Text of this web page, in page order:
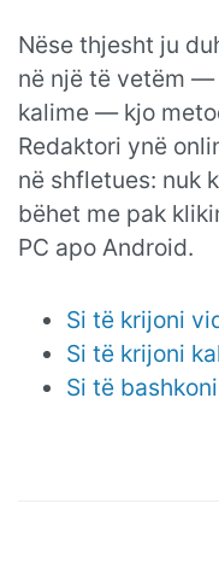
Nëse thjesht ju
në një të vetëm —
kalime — kjo
Redaktori ynë
në shfletues: nuk
bëhet me pak
PC apo Android.
Si të krijoni
Si të krijoni
Si të